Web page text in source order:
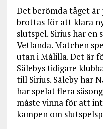
Det berömda tåget är
brottas för att klara
slutspel. Sirius har en
Vetlanda. Matchen
utan i Målilla. Det är
Sälebys tidigare
till Sirius. Säleby har
har spelat flera
måste vinna för att
kampen om